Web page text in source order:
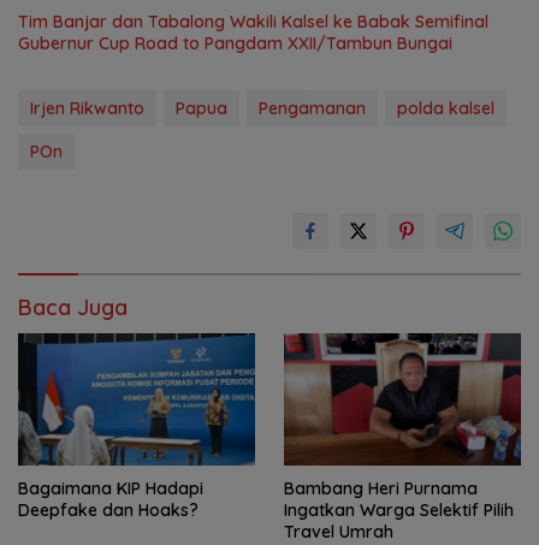
Tim Banjar dan Tabalong Wakili Kalsel ke Babak Semifinal
Gubernur Cup Road to Pangdam XXII/Tambun Bungai
Irjen Rikwanto Papua Pengamanan
polda kalsel
POn
Baca Juga
Bagaimana KIP Hadapi
Deepfake dan Hoaks?
Bambang Heri Purnama
Ingatkan Warga Selektif Pilih
Travel Umrah